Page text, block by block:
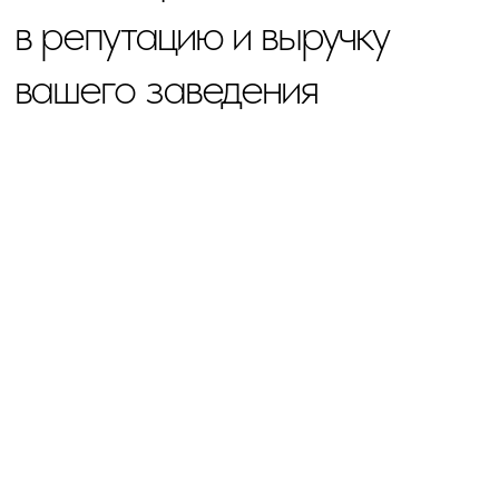
Не нужно менять мебель каждые 3–5 лет.